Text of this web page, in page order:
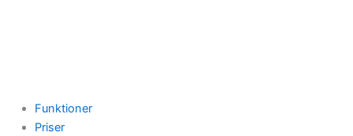
Funktioner
Priser